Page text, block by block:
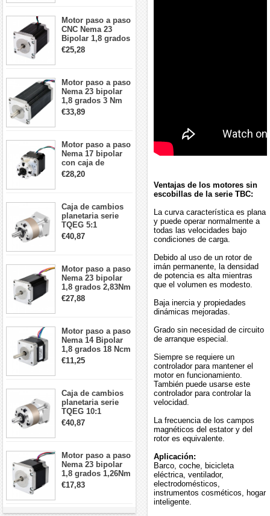
Motor paso a paso
CNC Nema 23
Bipolar 1,8 grados
1,9 Nm 3A 3,36 V
57x57x76mm 4
€25,28
Motor paso a paso
Nema 23 bipolar
1,8 grados 3 Nm
4,2A 57x57x114mm
motor paso a paso
€33,89
Motor paso a paso
Nema 17 bipolar
con caja de
cambios planetaria
5:1 longitud 33mm
Robot CNC DIY
€28,20
Caja de cambios
planetaria serie
TQEG 5:1
contragolpe 15
arcmin para motor
€40,87
Motor paso a paso
Nema 23 bipolar
1,8 grados 2,83Nm
4A 2,26 V
57x57x84mm 8
€27,88
Motor paso a paso
Nema 14 Bipolar
1,8 grados 18 Ncm
0,8 A 5,74 V 35 x
35 x 34 mm 4
€11,25
Caja de cambios
planetaria serie
TQEG 10:1
contragolpe 15
arcmin para motor
€40,87
Motor paso a paso
Nema 23 bipolar
1,8 grados 1,26Nm
2,8A 2,5V
57x57x56mm 4
€17,83
Ventajas de los motores sin
escobillas de la serie TBC:
La curva característica es plana
y puede operar normalmente a
todas las velocidades bajo
condiciones de carga.
Debido al uso de un rotor de
imán permanente, la densidad
de potencia es alta mientras
que el volumen es modesto.
Baja inercia y propiedades
dinámicas mejoradas.
Grado sin necesidad de circuito
de arranque especial.
Siempre se requiere un
controlador para mantener el
motor en funcionamiento.
También puede usarse este
controlador para controlar la
velocidad.
La frecuencia de los campos
magnéticos del estator y del
rotor es equivalente.
Aplicación:
Barco, coche, bicicleta
eléctrica, ventilador,
electrodomésticos,
instrumentos cosméticos, hogar
inteligente.